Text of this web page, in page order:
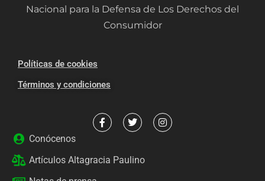
Nacional para la Defensa de Los Derechos del
Consumidor
Políticas de cookies
Términos y condiciones
Conócenos
Artículos Altagracia Paulino